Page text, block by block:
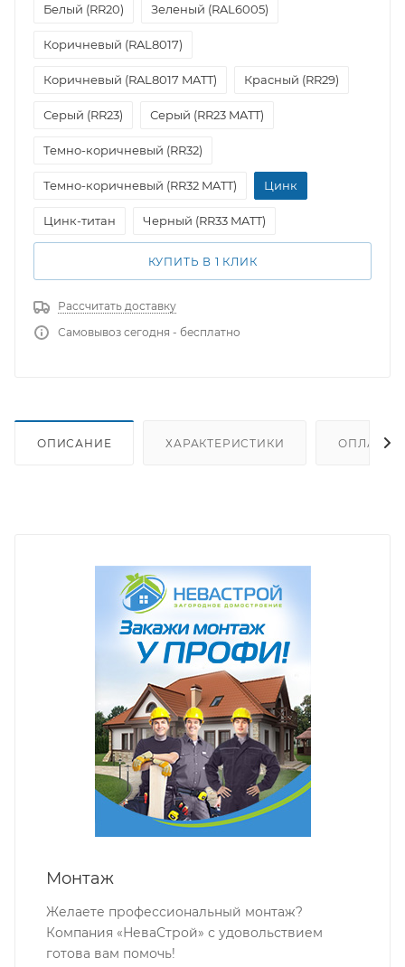
Белый (RR20)
Зеленый (RAL6005)
Коричневый (RAL8017)
Коричневый (RAL8017 MATT) Красный (RR29)
Серый (RR23) Серый (RR23 MATT)
Темно-коричневый (RR32)
Темно-коричневый (RR32 MATT) Цинк
Цинк-титан Черный (RR33 MATT)
КУПИТЬ В 1 КЛИК
Рассчитать доставку
Самовывоз сегодня - бесплатно
ОПИСАНИЕ ХАРАКТЕРИСТИКИ ОПЛАТА
Монтаж
Желаете профессиональный монтаж?
Компания «НеваСтрой» с удовольствием
готова вам помочь!